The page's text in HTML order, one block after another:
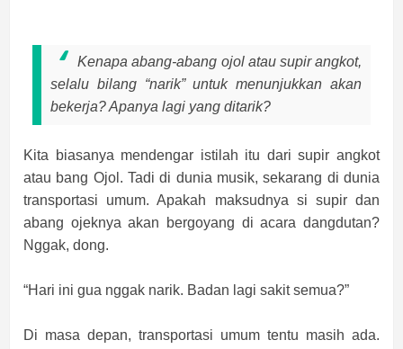
Kenapa abang-abang ojol atau supir angkot,
selalu bilang “narik” untuk menunjukkan akan
bekerja? Apanya lagi yang ditarik?
Kita biasanya mendengar istilah itu dari supir angkot
atau bang Ojol. Tadi di dunia musik, sekarang di dunia
transportasi umum. Apakah maksudnya si supir dan
abang ojeknya akan bergoyang di acara dangdutan?
Nggak, dong.
“Hari ini gua nggak narik. Badan lagi sakit semua?”
Di masa depan, transportasi umum tentu masih ada.